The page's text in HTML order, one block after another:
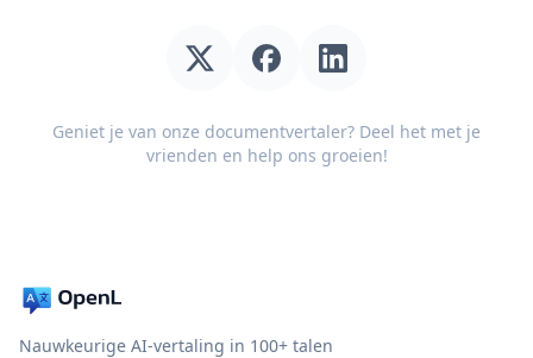
Geniet je van onze documentvertaler? Deel het met je
vrienden en help ons groeien!
Nauwkeurige AI-vertaling in 100+ talen